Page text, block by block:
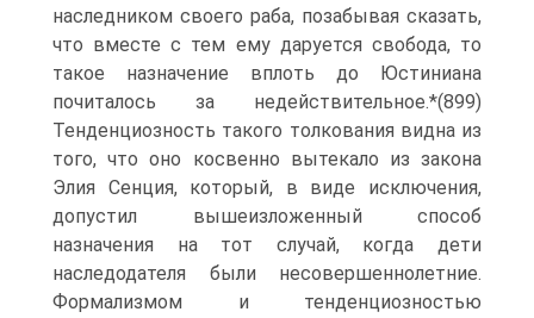
наследником своего раба, позабывая сказать,
что вместе с тем ему даруется свобода, то
такое назначение вплоть до Юстиниана
почиталось за недействительное.*(899)
Тенденциозность такого толкования видна из
того, что оно косвенно вытекало из закона
Элия Сенция, который, в виде исключения,
допустил вышеизложенный способ
назначения на тот случай, когда дети
наследодателя были несовершеннолетние.
Формализмом и тенденциозностью